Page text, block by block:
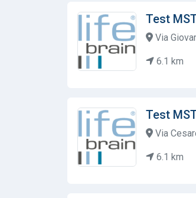
Test
Via
6.1 km
Test
Via
6.1 km